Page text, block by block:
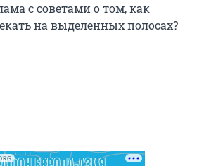
с советами о том, как
на выделенных полосах?